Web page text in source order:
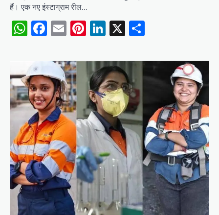
हैं। एक नए इंस्टाग्राम रील…
WhatsApp
Facebook
EmailPinterest
LinkedIn
X